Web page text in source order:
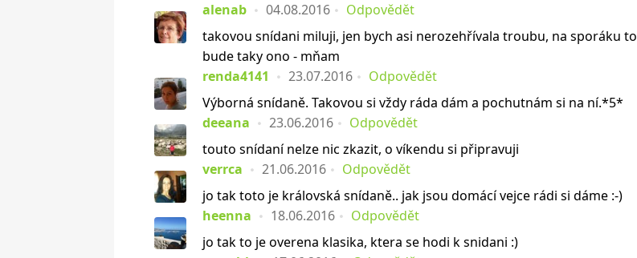
alenab
04.08.2016
Odpovědět
takovou snídani miluji, jen bych asi nerozehřívala troubu, na sporáku to
bude taky ono - mňam
renda4141
23.07.2016
Odpovědět
Výborná snídaně. Takovou si vždy ráda dám a pochutnám si na ní.*5*
deeana
23.06.2016
Odpovědět
touto snídaní nelze nic zkazit, o víkendu si připravuji
verrca
21.06.2016
Odpovědět
jo tak toto je královská snídaně.. jak jsou domácí vejce rádi si dáme :-)
heenna
18.06.2016
Odpovědět
jo tak to je overena klasika, ktera se hodi k snidani :)